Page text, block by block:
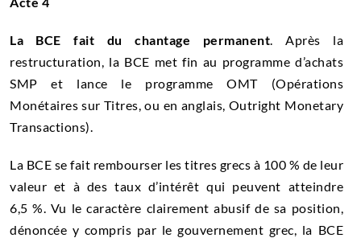
La BCE fait du chantage permanent . Après la
restructuration, la BCE met fin au programme d’achats
SMP et lance le programme OMT (Opérations
Monétaires sur Titres, ou en anglais, Outright Monetary
Transactions).
La BCE se fait rembourser les titres grecs à 100 % de leur
valeur et à des taux d’intérêt qui peuvent atteindre
6,5 %. Vu le caractère clairement abusif de sa position,
dénoncée y compris par le gouvernement grec, la BCE